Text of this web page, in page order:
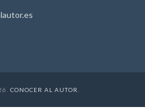
CONOCER AL AUTOR